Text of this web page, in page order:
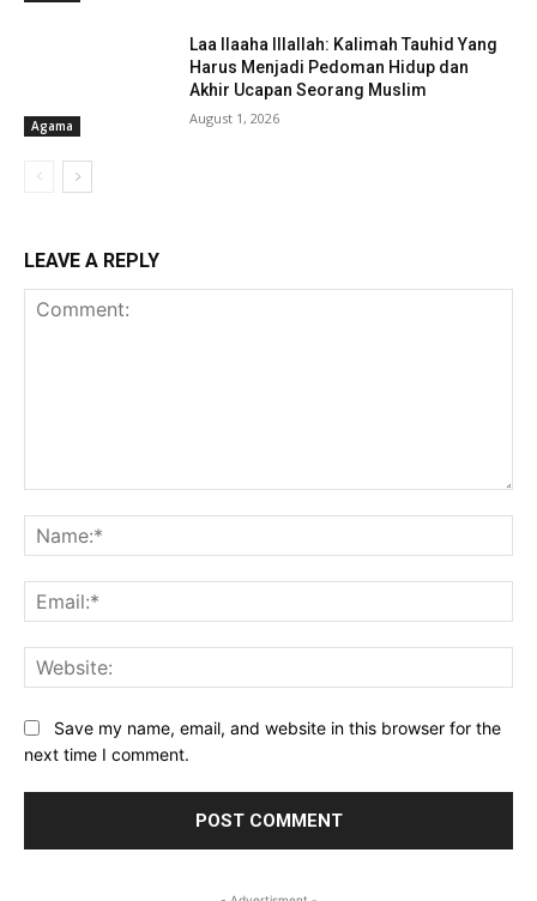
Agama
Laa Ilaaha Illallah: Kalimah Tauhid Yang
Harus Menjadi Pedoman Hidup dan
Akhir Ucapan Seorang Muslim
August 1, 2026
LEAVE A REPLY
Save my name, email, and website in this browser for the
next time I comment.